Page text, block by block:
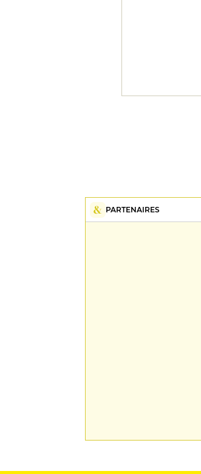
PARTENAIRES